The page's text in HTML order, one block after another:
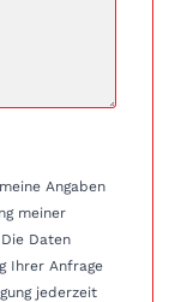
Angaben
meiner
Daten
Ihrer Anfrage